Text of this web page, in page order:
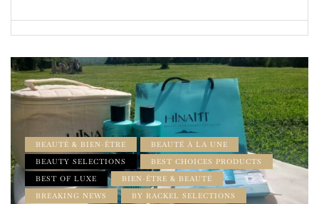
BEAUTÉ & BIEN-ÊTRE
BEAUTÉ À LA UNE
BEAUTY SELECTIONS
BEST CHOICES PRODUCTS
BEST OF LUXE
BIEN-ÊTRE & BEAUTÉ
BREAKING NEWS
BY RACKEL SELECTIONS